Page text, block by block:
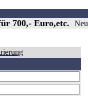
700,- Euro,etc. Neu